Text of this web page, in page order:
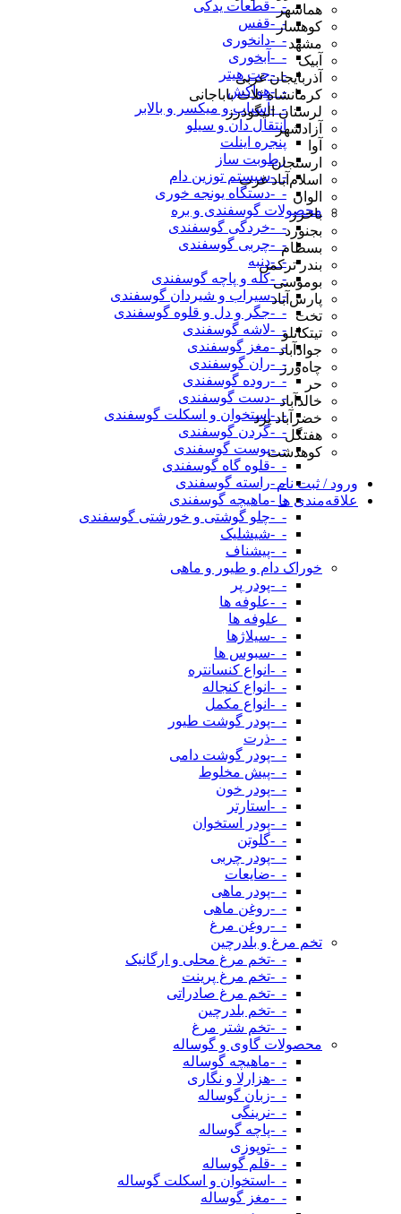
-_-قطعات یدکی
-_-قفس
-_-دانخوری
-_-آبخوری
-_-جت هیتر
-_-هواکش
-_-آسیاب و میکسر و بالابر
انتقال دان و سیلو
پنجره اینلت
رطوبت ساز
-_-سیستم توزین دام
-_-دستگاه یونجه خوری
محصولات گوسفندی و بره
-_-خردگی گوسفندی
-_-چربی گوسفندی
-_-دنبه
-_-کله و پاچه گوسفندی
-_-سیراب و شیردان گوسفندی
-_-جگر و دل و قلوه گوسفندی
-_-لاشه گوسفندی
-_-مغز گوسفندی
-_-ران گوسفندی
-_-روده گوسفندی
-_-دست گوسفندی
-_-استخوان و اسکلت گوسفندی
-_-گردن گوسفندی
-_-پوست گوسفندی
-_-قلوه گاه گوسفندی
-_-راسته گوسفندی
-_-ماهیچه گوسفندی
-_-چلو گوشتی و خورشتی گوسفندی
-_-شیشلیک
-_-پیشناف
خوراک دام و طیور و ماهی
-_-پودر پر
-_-علوفه ها
_علوفه ها
-_-سیلاژها
-_-سبوس ها
-_-انواع کنسانتره
-_-انواع کنجاله
-_-انواع مکمل
-_-پودر گوشت طیور
-_-ذرت
-_-پودر گوشت دامی
-_-پیش مخلوط
-_-پودر خون
-_-استارتر
-_-پودر استخوان
-_-گلوتن
-_-پودر چربی
-_-ضایعات
-_-پودر ماهی
-_-روغن ماهی
-_-روغن مرغ
تخم مرغ و بلدرچین
-_-تخم مرغ محلی و ارگانیک
-_-تخم مرغ پرینت
-_-تخم مرغ صادراتی
-_-تخم بلدرچین
-_-تخم شتر مرغ
محصولات گاوی و گوساله
-_-ماهیچه گوساله
-_-هزارلا و نگاری
-_-زبان گوساله
-_-نرینگی
-_-پاچه گوساله
-_-توپوزی
-_-قلم گوساله
-_-استخوان و اسکلت گوساله
-_-مغز گوساله
هماشهر
کوهسار
مشهد
آبیک
آذربایجان غربی
کرمانشاه ثلاث باباجانی
لرستان الیگودرز
آزادشهر
آوا
ارسنجان
اسلام‌آباد غرب
الوان
باخرز
بجنورد
بسطام
بندر ترکمن
بوموسی
پارس‌آباد
تخت
تیتکانلو
جوادآباد
چاه‌ورز
حر
خالدآباد
خضرآباد یزد
هفتگل
کوهدشت
ورود / ثبت نام
علاقه‌مندی ها